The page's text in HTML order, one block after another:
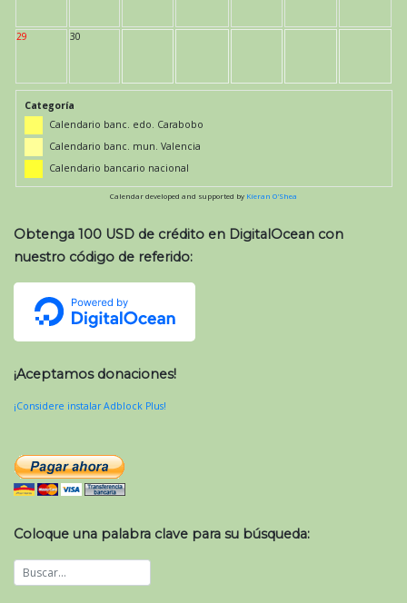
29 30
Categoría
Calendario banc. edo. Carabobo
Calendario banc. mun. Valencia
Calendario bancario nacional
Calendar developed and supported by Kieran O'Shea
Obtenga 100 USD de crédito en DigitalOcean con
nuestro código de referido:
¡Aceptamos donaciones!
¡Considere instalar Adblock Plus!
Coloque una palabra clave para su búsqueda: